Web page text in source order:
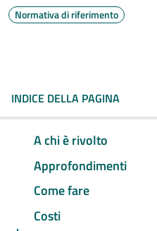
Normativa di riferimento
INDICE DELLA PAGINA
A chi è rivolto
Approfondimenti
Come fare
Costi